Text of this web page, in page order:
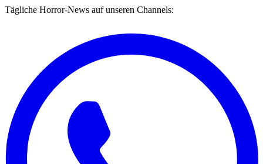
Tägliche Horror-News auf unseren Channels: